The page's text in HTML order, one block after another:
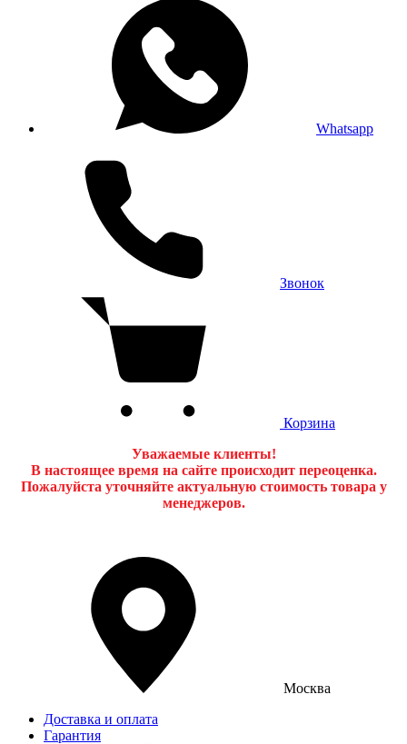
Whatsapp
Звонок
Корзина
Уважаемые клиенты!
В настоящее время на сайте происходит переоценка.
Пожалуйста уточняйте актуальную стоимость товара у
менеджеров.
Москва
Доставка и оплата
Гарантия